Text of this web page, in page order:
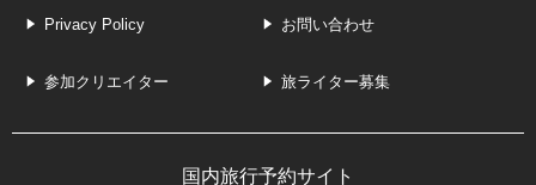
Privacy Policy お問い合わせ
参加クリエイター 旅ライター募集
国内旅行予約サイト